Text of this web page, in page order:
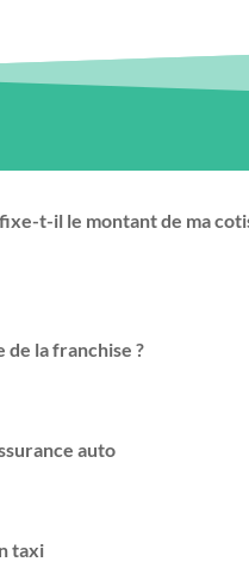
t-il le montant de ma
de la franchise ?
auto
taxi